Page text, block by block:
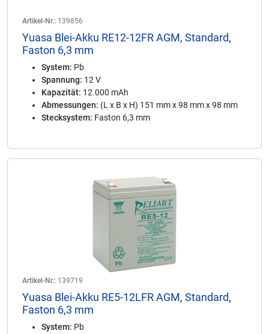
Artikel-Nr.: 139856
Yuasa Blei-Akku RE12-12FR AGM, Standard,
Faston 6,3 mm
System: Pb
Spannung: 12 V
Kapazität: 12.000 mAh
Abmessungen: (L x B x H) 151 mm x 98 mm x 98 mm
Stecksystem: Faston 6,3 mm
Artikel-Nr.: 139719
Yuasa Blei-Akku RE5-12LFR AGM, Standard,
Faston 6,3 mm
System: Pb